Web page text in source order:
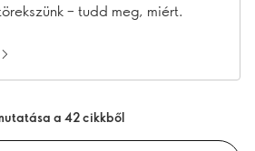
– tudd meg, miért.
a 42 cikkből